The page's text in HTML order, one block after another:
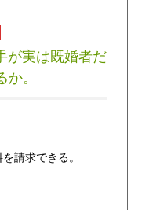
が実は既婚者だ
。
請求できる。